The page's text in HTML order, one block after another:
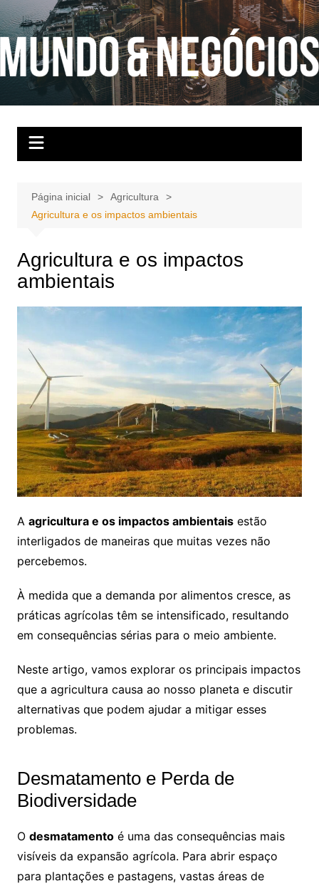
para
conteúdo
Página inicial
Agricultura
Agricultura e os impactos ambientais
Agricultura e os impactos
ambientais
A agricultura e os impactos ambientaisestão
interligados de maneiras que muitas vezes não
percebemos.
À medida que a demanda por alimentos cresce, as
práticas agrícolas têm se intensificado, resultando
em consequências sérias para o meio ambiente.
Neste artigo, vamos explorar os principais impactos
que a agricultura causa ao nosso planeta e discutir
alternativas que podem ajudar a mitigar esses
problemas.
Desmatamento e Perda de
Biodiversidade
O desmatamentoé uma das consequências mais
visíveis da expansão agrícola. Para abrir espaço
para plantações e pastagens, vastas áreas de